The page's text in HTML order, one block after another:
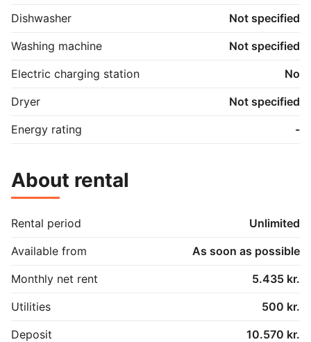
Dishwasher
Not specified
Washing machine
Not specified
Electric charging station
No
Dryer
Not specified
Energy rating
-
About rental
Rental period
Unlimited
Available from
As soon as possible
Monthly net rent
5.435 kr.
Utilities
500 kr.
Deposit
10.570 kr.